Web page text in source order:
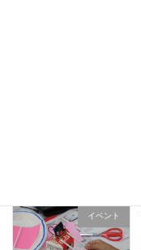
イベント